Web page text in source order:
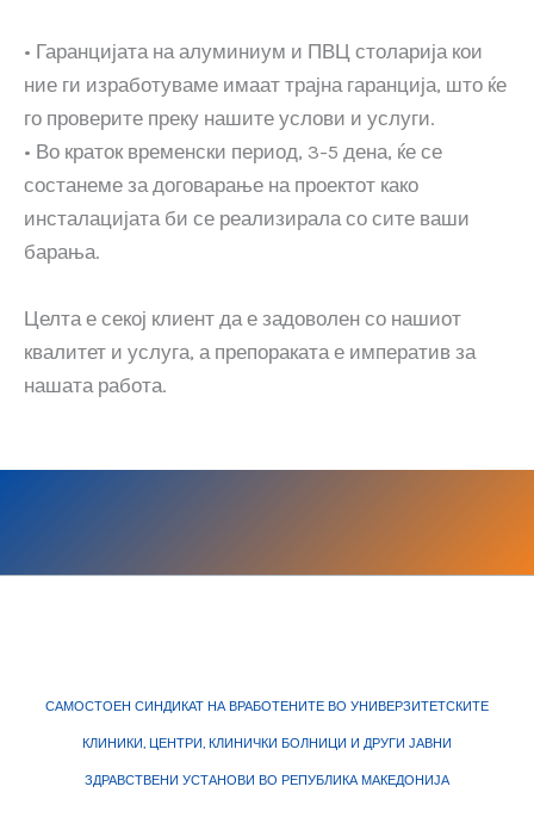
• Гаранцијата на алуминиум и ПВЦ столарија кои
ние ги изработуваме имаат трајна гаранција, што ќе
го проверите преку нашите услови и услуги.
• Во краток временски период, 3-5 дена, ќе се
состанеме за договарање на проектот како
инсталацијата би се реализирала со сите ваши
барања.
Целта е секој клиент да е задоволен со нашиот
квалитет и услуга, а препораката е императив за
нашата работа.
САМОСТОЕН СИНДИКАТ НА ВРАБОТЕНИТЕ ВО УНИВЕРЗИТЕТСКИТЕ
КЛИНИКИ, ЦЕНТРИ, КЛИНИЧКИ БОЛНИЦИ И ДРУГИ ЈАВНИ
ЗДРАВСТВЕНИ УСТАНОВИ ВО РЕПУБЛИКА МАКЕДОНИЈА